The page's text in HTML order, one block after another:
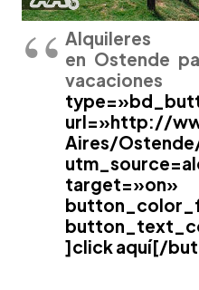
Alquileres
en Ostende
vacaciones
url=»http://
Aires/
target=»on»
]click aquí[/